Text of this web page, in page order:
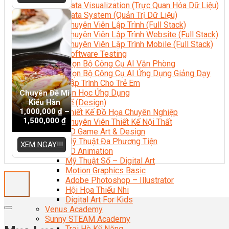
Data Visualization (Trực Quan Hóa Dữ Liệu)
Data System (Quản Trị Dữ Liệu)
Chuyên Viên Lập Trình (Full Stack)
Chuyên Viên Lập Trình Website (Full Stack)
Chuyên Viên Lập Trình Mobile (Full Stack)
Software Testing
Trọn Bộ Công Cụ AI Văn Phòng
Trọn Bộ Công Cụ AI Ứng Dụng Giảng Dạy
Lập Trình Cho Trẻ Em
Tin Học Ứng Dụng
Thiết Kế (Design)
Thiết Kế Đồ Họa Chuyên Nghiệp
Chuyên Viên Thiết Kế Nội Thất
3D Game Art & Design
Mỹ Thuật Đa Phương Tiện
3D Animation
Mỹ Thuật Số – Digital Art
Motion Graphics Basic
Adobe Photoshop – Illustrator
Hội Họa Thiếu Nhi
Digital Art For Kids
Venus Academy
Sunny STEAM Academy
Chuyên Đề Mì
Kiểu Hàn
1,000,000₫–
1,500,000 ₫
XEM NGAY!!!